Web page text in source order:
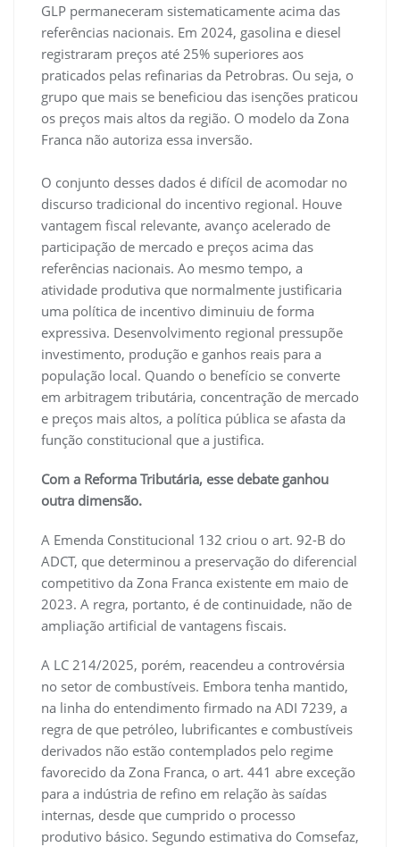
GLP permaneceram sistematicamente acima das
referências nacionais. Em 2024, gasolina e diesel
registraram preços até 25% superiores aos
praticados pelas refinarias da Petrobras. Ou seja, o
grupo que mais se beneficiou das isenções praticou
os preços mais altos da região. O modelo da Zona
Franca não autoriza essa inversão.
O conjunto desses dados é difícil de acomodar no
discurso tradicional do incentivo regional. Houve
vantagem fiscal relevante, avanço acelerado de
participação de mercado e preços acima das
referências nacionais. Ao mesmo tempo, a
atividade produtiva que normalmente justificaria
uma política de incentivo diminuiu de forma
expressiva. Desenvolvimento regional pressupõe
investimento, produção e ganhos reais para a
população local. Quando o benefício se converte
em arbitragem tributária, concentração de mercado
e preços mais altos, a política pública se afasta da
função constitucional que a justifica.
Com a Reforma Tributária, esse debate ganhou
outra dimensão.
A Emenda Constitucional 132 criou o art. 92-B do
ADCT, que determinou a preservação do diferencial
competitivo da Zona Franca existente em maio de
2023. A regra, portanto, é de continuidade, não de
ampliação artificial de vantagens fiscais.
A LC 214/2025, porém, reacendeu a controvérsia
no setor de combustíveis. Embora tenha mantido,
na linha do entendimento firmado na ADI 7239, a
regra de que petróleo, lubrificantes e combustíveis
derivados não estão contemplados pelo regime
favorecido da Zona Franca, o art. 441 abre exceção
para a indústria de refino em relação às saídas
internas, desde que cumprido o processo
produtivo básico. Segundo estimativa do Comsefaz,